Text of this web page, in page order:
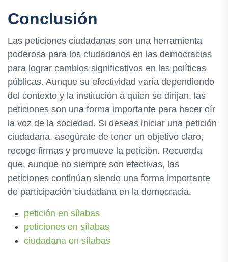
Conclusión
Las peticiones ciudadanas son una herramienta
poderosa para los ciudadanos en las democracias
para lograr cambios significativos en las políticas
públicas. Aunque su efectividad varía dependiendo
del contexto y la institución a quien se dirijan, las
peticiones son una forma importante para hacer oír
la voz de la sociedad. Si deseas iniciar una petición
ciudadana, asegúrate de tener un objetivo claro,
recoge firmas y promueve la petición. Recuerda
que, aunque no siempre son efectivas, las
peticiones continúan siendo una forma importante
de participación ciudadana en la democracia.
petición en sílabas
peticiones en sílabas
ciudadana en sílabas